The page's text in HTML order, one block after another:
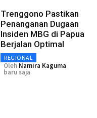
Trenggono Pastikan
Penanganan Dugaan
Insiden MBG di Papua
Berjalan Optimal
REGIONAL
Oleh Namira Kaguma
baru saja